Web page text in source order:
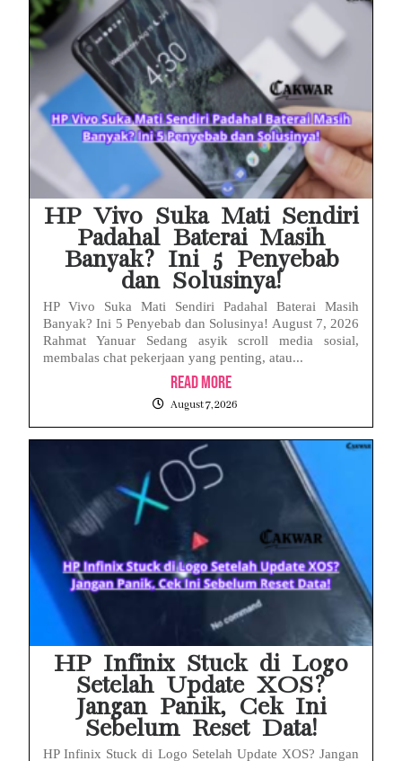
HP Vivo Suka Mati Sendiri
Padahal Baterai Masih
Banyak? Ini 5 Penyebab
dan Solusinya!
HP Vivo Suka Mati Sendiri Padahal Baterai Masih
Banyak? Ini 5 Penyebab dan Solusinya! August 7, 2026
Rahmat Yanuar Sedang asyik scroll media sosial,
membalas chat pekerjaan yang penting, atau...
Read More
August 7, 2026
HP Infinix Stuck di Logo
Setelah Update XOS?
Jangan Panik, Cek Ini
Sebelum Reset Data!
HP Infinix Stuck di Logo Setelah Update XOS? Jangan